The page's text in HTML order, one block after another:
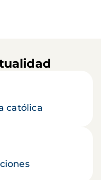
católica